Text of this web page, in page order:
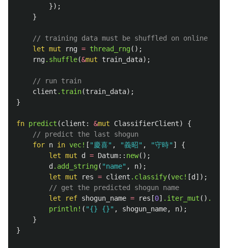
});
}
// training data must be shuffled on online
let mut rng = thread_rng();
rng.shuffle(&mut train_data);
// run train
client .train(train_data);
}
fn predict (client : &mut ClassifierClient)
{
// predict the last shogun
for n in vec! [ "慶喜" , "義昭" , "守時" ]
{
let mut d = Datum:: new();
d .add_string( "name" , n);
let mut res = client .classify(vec! [d ]);
// get the predicted shogun name
let
ref shogun_name = res [0] .iter_mut ()
println! ( "{} {}" , shogun_name, n);
}
}